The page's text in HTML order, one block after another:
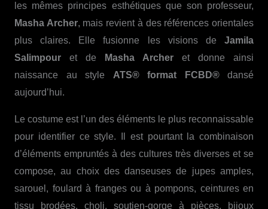
les mêmes principes esthétiques que son professeur,
Masha Archer, mais revient à des références orientales
plus claires. Elle fusionne les visions de Jamila
Salimpour et de Masha Archer et donne ainsi
naissance au style ATS® format FCBD®dansé
aujourd’hui.
Le costume est l’un des éléments le plus reconnaissable
pour identifier ce style. Il est pourtant la combinaison
d’éléments empruntés à des cultures très diverses et se
compose, au choix des danseuses de jupes amples,
sarouel, foulard à franges ou à pompons, ceintures en
tissu brodées, choli, soutien-gorge à pièces, bijoux